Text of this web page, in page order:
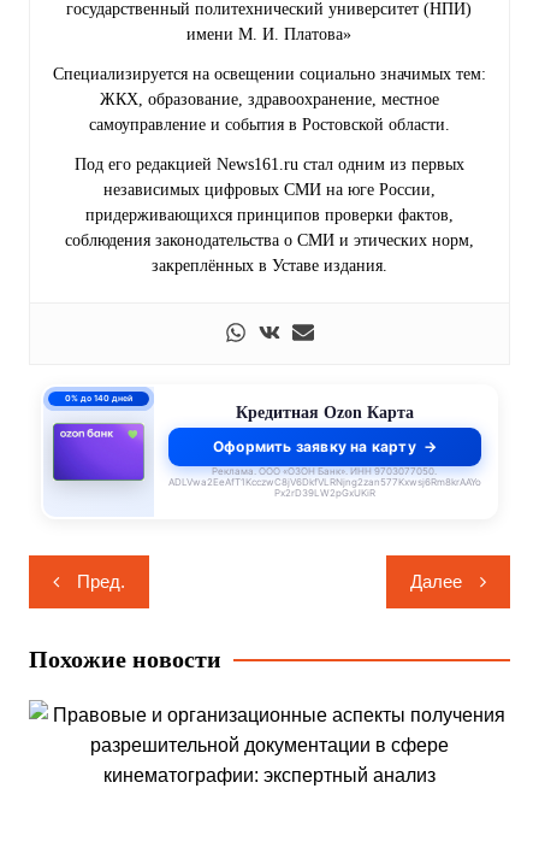
государственный политехнический университет (НПИ)
имени М. И. Платова»
Специализируется на освещении социально значимых тем:
ЖКХ, образование, здравоохранение, местное
самоуправление и события в Ростовской области.
Под его редакцией News161.ru стал одним из первых
независимых цифровых СМИ на юге России,
придерживающихся принципов проверки фактов,
соблюдения законодательства о СМИ и этических норм,
закреплённых в Уставе издания.
0% до 140 дней
Кредитная Ozon Карта
Оформить заявку на карту
Реклама. ООО «ОЗОН Банк». ИНН 9703077050.
ADLVwa2EeAfT1KcczwC8jV6DkfVLRNjng2zan577Kxwsj6Rm8krAAYo
Px2rD39LW2pGxUKiR
Навигация
по
записям
Пред. Далее
Похожие новости